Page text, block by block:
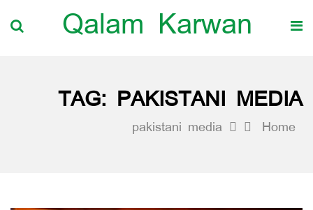
Qalam Karwan
TAG: PAKISTANI MEDIA
Home
pakistani media